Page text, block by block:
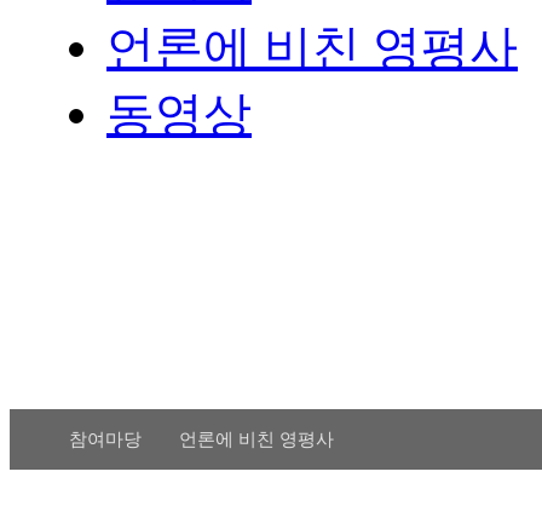
언론에 비친 영평사
동영상
참여마당 언론에 비친 영평사